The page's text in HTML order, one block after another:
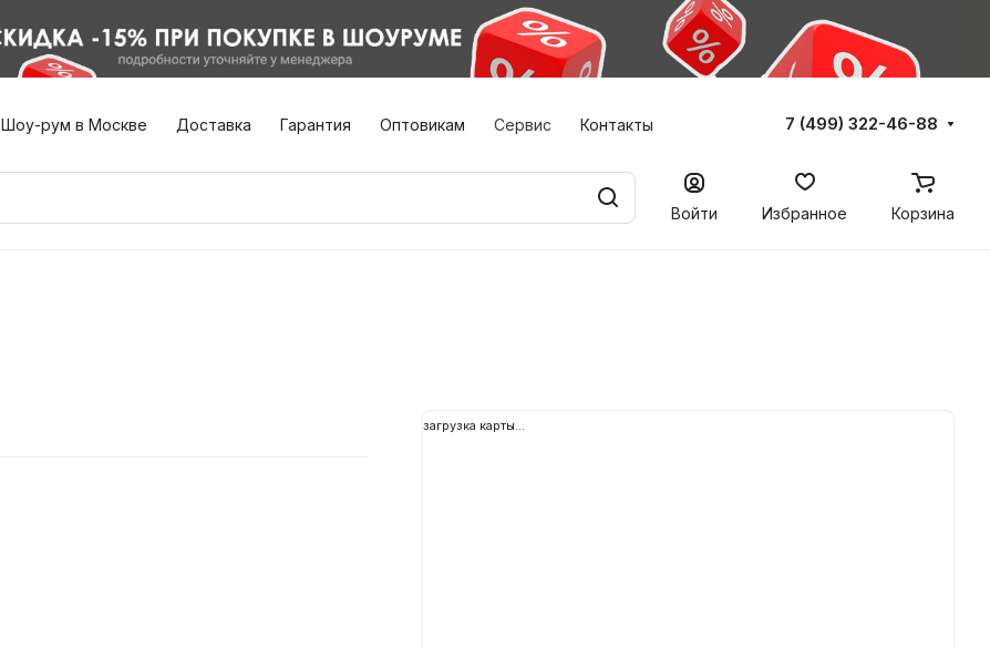
Шоу-рум в Москве Доставка Гарантия Оптовикам Сервис Контакты 7 (499) 322-46-88
Войти Избранное Корзина
загрузка карты...